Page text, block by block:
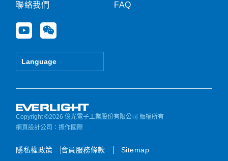
聯絡我們
Y
o
u
e
W
e
i
Language
FAQ
Copyright ©2026 億光電子工業股份有限公司 版權所有
網頁設計公司 ：振作國際
隱私權政策 會員服務條款 Sitemap